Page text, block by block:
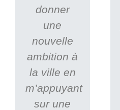
donner
une
nouvelle
ambition à
la ville en
m’appuyant
sur une